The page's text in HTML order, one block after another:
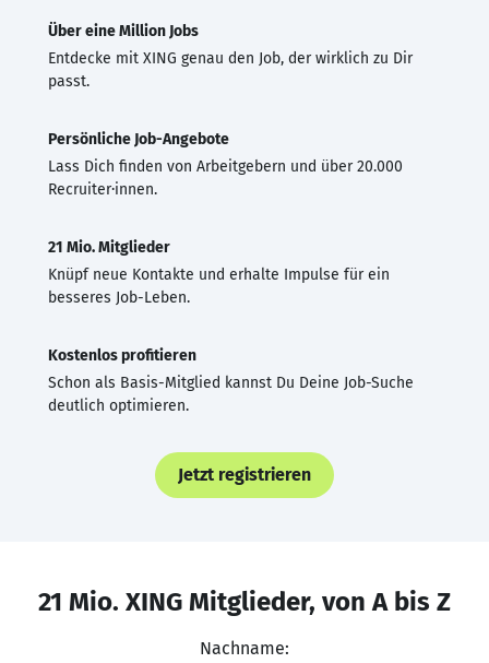
Über eine Million Jobs
Entdecke mit XING genau den Job, der wirklich zu Dir
passt.
Persönliche Job-Angebote
Lass Dich finden von Arbeitgebern und über 20.000
Recruiter·innen.
21 Mio. Mitglieder
Knüpf neue Kontakte und erhalte Impulse für ein
besseres Job-Leben.
Kostenlos profitieren
Schon als Basis-Mitglied kannst Du Deine Job-Suche
deutlich optimieren.
Jetzt registrieren
21 Mio. XING Mitglieder, von A bis Z
Nachname: